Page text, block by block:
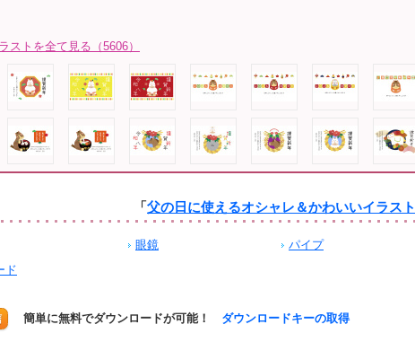
ストを全て見る（5606）
「父の日に使えるオシャレ＆かわいいイラスト
眼鏡
パイプ
ド
簡単に無料でダウンロードが可能！ ダウンロードキーの取得